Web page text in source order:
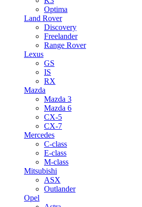
Optima
Land Rover
Discovery
Freelander
Range Rover
Lexus
GS
IS
RX
Mazda
Mazda 3
Mazda 6
CX-5
CX-7
Mercedes
C-class
E-class
M-class
Mitsubishi
ASX
Outlander
Opel